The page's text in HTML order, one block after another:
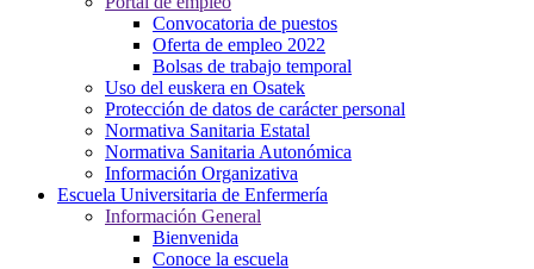
Convocatoria de puestos
Oferta de empleo 2022
Bolsas de trabajo temporal
Uso del euskera en Osatek
Protección de datos de carácter personal
Normativa Sanitaria Estatal
Normativa Sanitaria Autonómica
Información Organizativa
Escuela Universitaria de Enfermería
Información General
Bienvenida
Conoce la escuela